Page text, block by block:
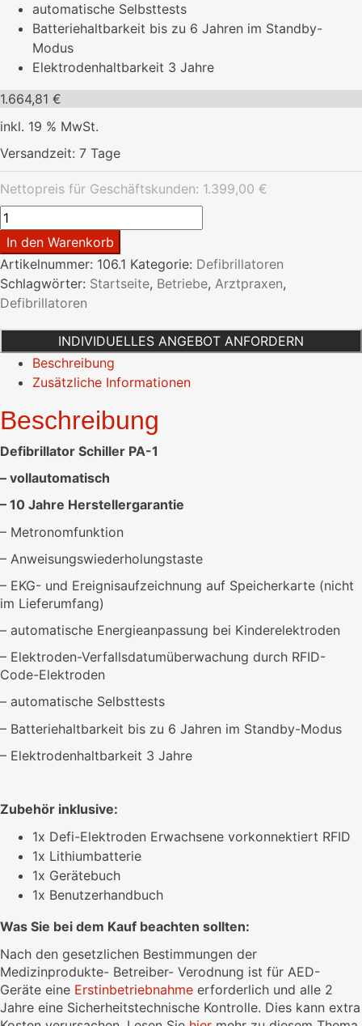
automatische Selbsttests
Batteriehaltbarkeit bis zu 6 Jahren im Standby-
Modus
Elektrodenhaltbarkeit 3 Jahre
1.664,81 €
inkl. 19 % MwSt.
Versandzeit: 7 Tage
Nettopreis für Geschäftskunden: 1.399,00 €
Defibrillator
Fred
PA-
1
vollautomatisch
10
Jahre
Garantie
Menge
In den Warenkorb
Artikelnummer: 106.1 Kategorie: Defibrillatoren
Schlagwörter: Startseite, Betriebe, Arztpraxen,
Defibrillatoren
INDIVIDUELLES ANGEBOT ANFORDERN
Beschreibung
Zusätzliche Informationen
Beschreibung
Defibrillator Schiller PA-1
– vollautomatisch
– 10 Jahre Herstellergarantie
– Metronomfunktion
– Anweisungswiederholungstaste
– EKG- und Ereignisaufzeichnung auf Speicherkarte (nicht
im Lieferumfang)
– automatische Energieanpassung bei Kinderelektroden
– Elektroden-Verfallsdatumüberwachung durch RFID-
Code-Elektroden
– automatische Selbsttests
– Batteriehaltbarkeit bis zu 6 Jahren im Standby-Modus
– Elektrodenhaltbarkeit 3 Jahre
Zubehör inklusive:
1x Defi-Elektroden Erwachsene vorkonnektiert RFID
1x Lithiumbatterie
1x Gerätebuch
1x Benutzerhandbuch
Was Sie bei dem Kauf beachten sollten:
Nach den gesetzlichen Bestimmungen der
Medizinprodukte- Betreiber- Verodnung ist für AED-
Geräte eine Erstinbetriebnahme erforderlich und alle 2
Jahre eine Sicherheitstechnische Kontrolle. Dies kann extra